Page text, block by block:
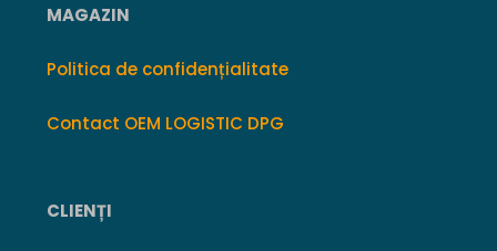
MAGAZIN
Politica de confidențialitate
Contact OEM LOGISTIC DPG
CLIENȚI